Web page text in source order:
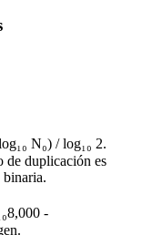
N₀) / log₁₀ 2.
de duplicación es
binaria.
-